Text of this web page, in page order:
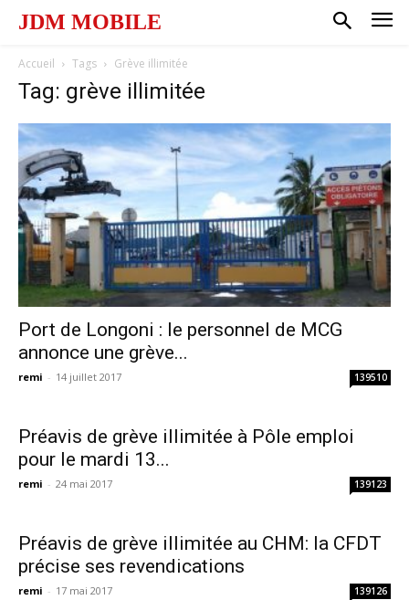
JDM MOBILE
Accueil Tags Grève illimitée
Tag: grève illimitée
Port de Longoni : le personnel de MCG
annonce une grève...
remi - 14 juillet 2017 139510
Préavis de grève illimitée à Pôle emploi
pour le mardi 13...
remi - 24 mai 2017 139123
Préavis de grève illimitée au CHM: la CFDT
précise ses revendications
remi - 17 mai 2017 139126